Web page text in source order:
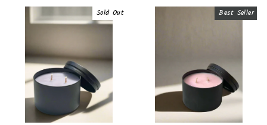
Best Seller
Sold Out